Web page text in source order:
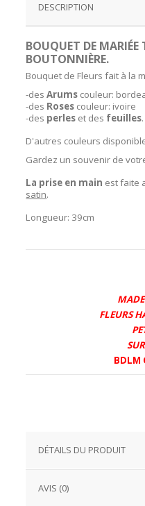
DESCRIPTION
BOUQUET DE
BOUTONNIÈRE.
Bouquet de Fleurs fait à la
-des Arums couleur:
-des Roses couleur: ivoire
-des perles et des feuilles.
D'autres couleurs
Gardez un souvenir de
La prise en main est faite
satin.
Longueur: 39cm
FLEURS
BDLM
DÉTAILS DU PRODUIT
AVIS (0)